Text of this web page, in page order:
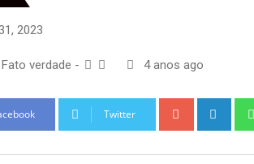
2023
Fato verdade - 4 anos ago
Twitter Google+